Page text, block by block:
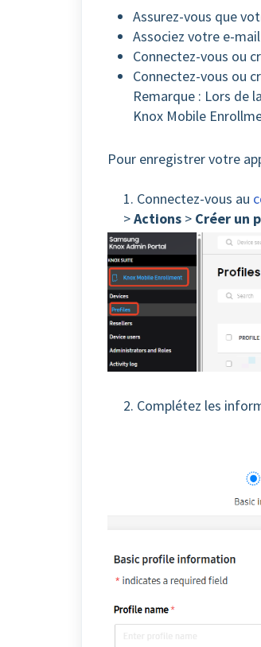
Assurez-vous que
Associez votre e-
Connectez-vous ou
Connectez-vous ou
Remarque : Lors de
Knox Mobile
Pour enregistrer votre
1. Connectez-vous au
>Actions > Créer un
2. Complétez les